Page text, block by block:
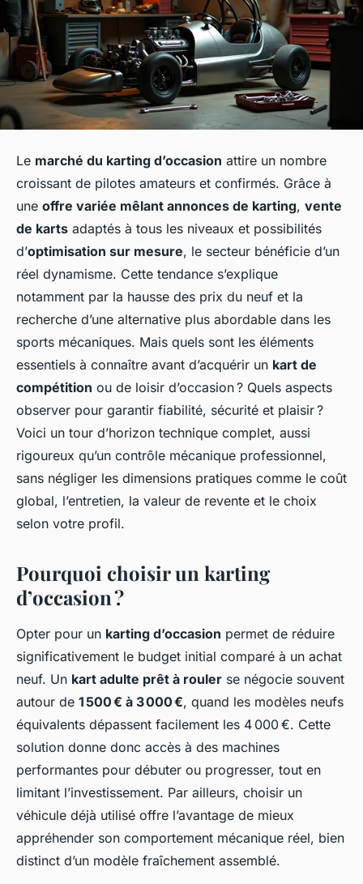
Le marché du karting d’occasion attire un nombre
croissant de pilotes amateurs et confirmés. Grâce à
une offre variée mêlant annonces de karting, vente
de karts adaptés à tous les niveaux et possibilités
d’optimisation sur mesure, le secteur bénéficie d’un
réel dynamisme. Cette tendance s’explique
notamment par la hausse des prix du neuf et la
recherche d’une alternative plus abordable dans les
sports mécaniques. Mais quels sont les éléments
essentiels à connaître avant d’acquérir un kart de
compétition ou de loisir d’occasion ? Quels aspects
observer pour garantir fiabilité, sécurité et plaisir ?
Voici un tour d’horizon technique complet, aussi
rigoureux qu’un contrôle mécanique professionnel,
sans négliger les dimensions pratiques comme le coût
global, l’entretien, la valeur de revente et le choix
selon votre profil.
Pourquoi choisir un karting
d’occasion ?
Opter pour un karting d’occasion permet de réduire
significativement le budget initial comparé à un achat
neuf. Un kart adulte prêt à rouler se négocie souvent
autour de 1 500 € à 3 000 €, quand les modèles neufs
équivalents dépassent facilement les 4 000 €. Cette
solution donne donc accès à des machines
performantes pour débuter ou progresser, tout en
limitant l’investissement. Par ailleurs, choisir un
véhicule déjà utilisé offre l’avantage de mieux
appréhender son comportement mécanique réel, bien
distinct d’un modèle fraîchement assemblé.